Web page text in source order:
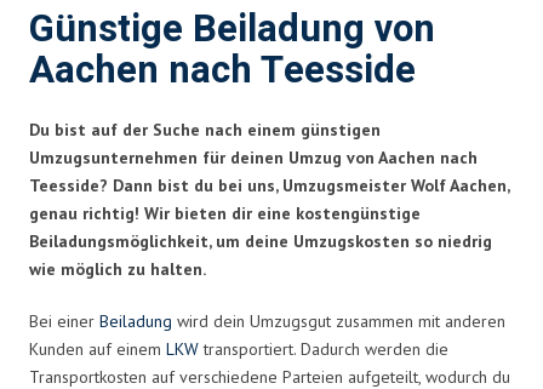
Günstige Beiladung von
Aachen nach Teesside
Du bist auf der Suche nach einem günstigen
Umzugsunternehmen für deinen Umzug von Aachen nach
Teesside? Dann bist du bei uns, Umzugsmeister Wolf Aachen,
genau richtig! Wir bieten dir eine kostengünstige
Beiladungsmöglichkeit, um deine Umzugskosten so niedrig
wie möglich zu halten.
Bei einer Beiladung wird dein Umzugsgut zusammen mit anderen
Kunden auf einem LKWtransportiert. Dadurch werden die
Transportkosten auf verschiedene Parteien aufgeteilt, wodurch du